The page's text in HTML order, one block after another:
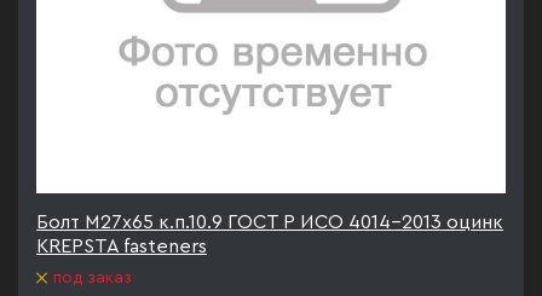
Болт М27х65 к.п.10.9 ГОСТ Р ИСО 4014-2013 оцинк
KREPSTA fasteners
под заказ